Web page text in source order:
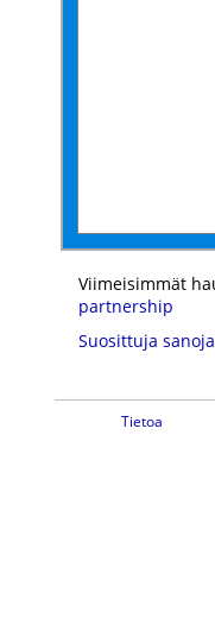
Viimeisimmät
partnership
Suosittuja sanoja
Tietoa